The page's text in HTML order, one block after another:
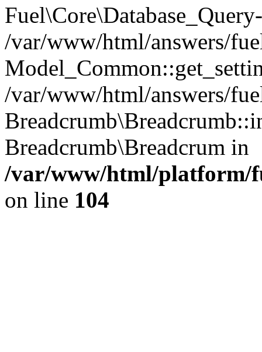
/var/www/html/answers/
/var/www/html/answers/
Breadcrumb\Breadcrum in
/var/www/html/platform/
on line 104